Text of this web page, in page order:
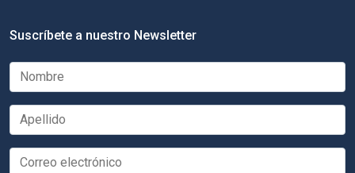
Suscríbete a nuestro Newsletter